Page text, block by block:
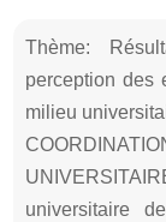
Thème:
perception des
milieu
universitaire